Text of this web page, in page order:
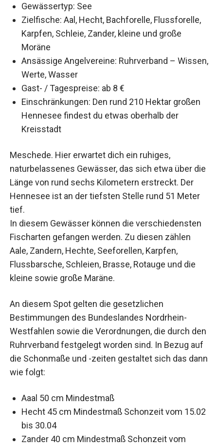
Gewässertyp: See
Zielfische: Aal, Hecht, Bachforelle, Flussforelle,
Karpfen, Schleie, Zander, kleine und große
Moräne
Ansässige Angelvereine: Ruhrverband – Wissen,
Werte, Wasser
Gast- / Tagespreise: ab 8 €
Einschränkungen: Den rund 210 Hektar großen
Hennesee findest du etwas oberhalb der
Kreisstadt
Meschede. Hier erwartet dich ein ruhiges,
naturbelassenes Gewässer, das sich etwa über die
Länge von rund sechs Kilometern erstreckt. Der
Hennesee ist an der tiefsten Stelle rund 51 Meter
tief.
In diesem Gewässer können die verschiedensten
Fischarten gefangen werden. Zu diesen zählen
Aale, Zandern, Hechte, Seeforellen, Karpfen,
Flussbarsche, Schleien, Brasse, Rotauge und die
kleine sowie große Maräne.
An diesem Spot gelten die gesetzlichen
Bestimmungen des Bundeslandes Nordrhein-
Westfahlen sowie die Verordnungen, die durch den
Ruhrverband festgelegt worden sind. In Bezug auf
die Schonmaße und -zeiten gestaltet sich das dann
wie folgt:
Aaal 50 cm Mindestmaß
Hecht 45 cm Mindestmaß Schonzeit vom 15.02
bis 30.04
Zander 40 cm Mindestmaß Schonzeit vom